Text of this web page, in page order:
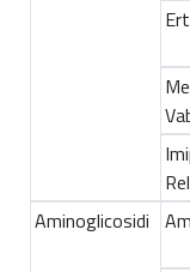
Aminoglicosidi